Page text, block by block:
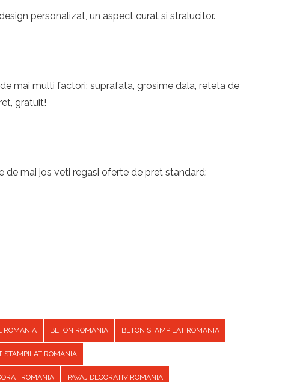
personalizat, un aspect curat si stralucitor.
mai multi factori: suprafata, grosime dala, reteta de
gratuit!
mai jos veti regasi oferte de pret standard:
ROMANIA BETON ROMANIA BETON STAMPILAT ROMANIA
STAMPILAT ROMANIA
ROMANIA PAVAJ DECORATIV ROMANIA